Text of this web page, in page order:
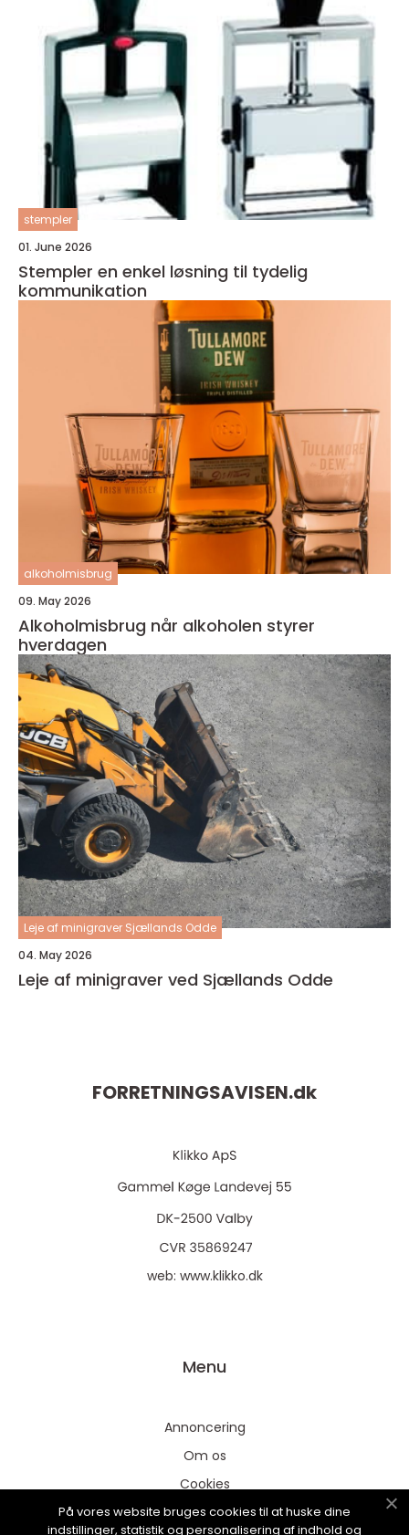
stempler
01. June 2026
Stempler en enkel løsning til tydelig
kommunikation
alkoholmisbrug
09. May 2026
Alkoholmisbrug når alkoholen styrer
hverdagen
Leje af minigraver Sjællands Odde
04. May 2026
Leje af minigraver ved Sjællands Odde
FORRETNINGSAVISEN.dk
web: www.klikko.dk
Menu
Annoncering
Om os
Cookies
Kontakt os
På vores website bruges cookies til at huske dine
indstillinger, statistik og personalisering af indhold og